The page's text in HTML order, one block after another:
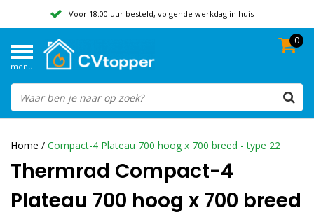
Voor 18:00 uur besteld, volgende werkdag in huis
Beoordeeld met een 9,8
menu
0
Home / Compact-4 Plateau 700 hoog x 700 breed - type 22
Thermrad Compact-4
Plateau 700 hoog x 700 breed